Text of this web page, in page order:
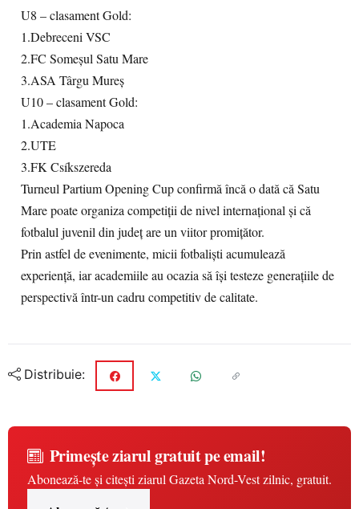
U8 – clasament Gold:
1.Debreceni VSC
2.FC Someșul Satu Mare
3.ASA Târgu Mureș
U10 – clasament Gold:
1.Academia Napoca
2.UTE
3.FK Csíkszereda
Turneul Partium Opening Cup confirmă încă o dată că Satu
Mare poate organiza competiții de nivel internațional și că
fotbalul juvenil din județ are un viitor promițător.
Prin astfel de evenimente, micii fotbaliști acumulează
experiență, iar academiile au ocazia să își testeze generațiile de
perspectivă într-un cadru competitiv de calitate.
Distribuie:
Primește ziarul gratuit pe email!
Abonează-te și citești ziarul Gazeta Nord-Vest zilnic, gratuit.